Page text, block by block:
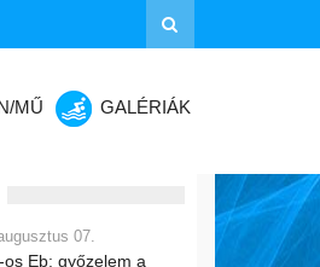
MŰ GALÉRIÁK
07.
os Eb: győzelem a